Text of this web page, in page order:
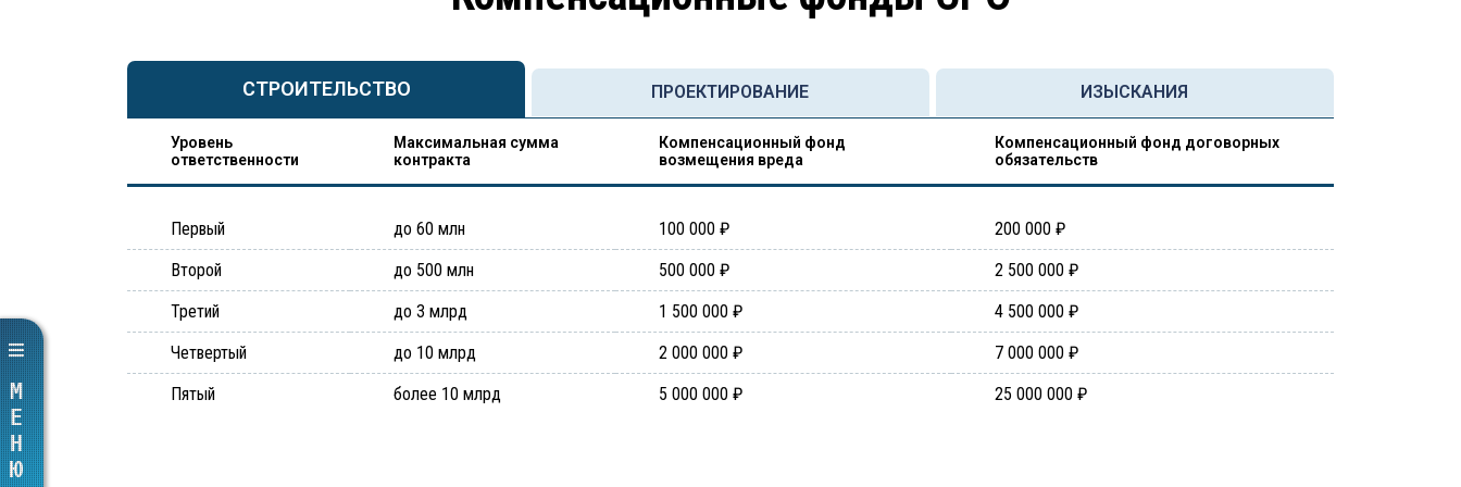
СТРОИТЕЛЬСТВО ПРОЕКТИРОВАНИЕ ИЗЫСКАНИЯ
Уровень
ответственности
Максимальная сумма
контракта
Компенсационный фонд
возмещения вреда
Компенсационный фонд договорных
обязательств
Первый до 60 млн 100 000 ₽
200 000 ₽
Второй
до 500 млн 500 000 ₽
2 500 000 ₽
Третий
до 3 млрд 1 500 000 ₽
4 500 000 ₽
Четвертый
до 10 млрд 2 000 000 ₽
7 000 000 ₽
Пятый
более 10 млрд 5 000 000 ₽ 25 000 000 ₽
МЕНЮ